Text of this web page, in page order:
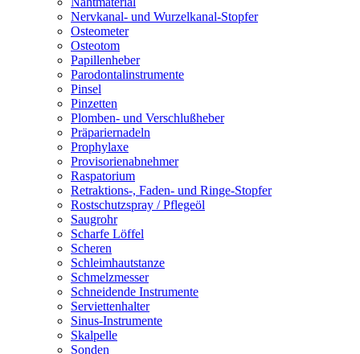
Nervkanal- und Wurzelkanal-Stopfer
Osteometer
Osteotom
Papillenheber
Parodontalinstrumente
Pinsel
Pinzetten
Plomben- und Verschlußheber
Präpariernadeln
Prophylaxe
Provisorienabnehmer
Raspatorium
Retraktions-, Faden- und Ringe-Stopfer
Rostschutzspray / Pflegeöl
Saugrohr
Scharfe Löffel
Scheren
Schleimhautstanze
Schmelzmesser
Schneidende Instrumente
Serviettenhalter
Sinus-Instrumente
Skalpelle
Sonden